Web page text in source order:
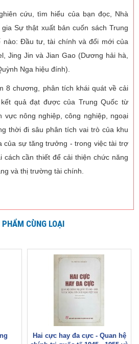
cứu, tìm hiểu của bạn đọc, Nhà
Sự thật xuất bản cuốn sách Trung
nào: Đầu tư, tài chính và đổi mới của
Jing Jin và Jian Gao (Dương hải hà,
Nga hiệu đính).
8 chương, phân tích khái quát về cải
quả đạt được của Trung Quốc từ
vực nông nghiệp, công nghiệp, ngoại
thời đi sâu phân tích vai trò của khu
của sự tăng trưởng - trong việc tài trợ
cách cần thiết để cải thiện chức năng
và thị trường tài chính.
CÙNG LOẠI
Hai cực hay đa cực - Quan hệ